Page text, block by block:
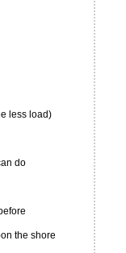
less load)
do
the shore